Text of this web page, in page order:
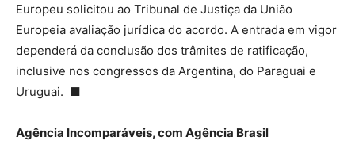
Europeu solicitou ao Tribunal de Justiça da União
Europeia avaliação jurídica do acordo. A entrada em vigor
dependerá da conclusão dos trâmites de ratificação,
inclusive nos congressos da Argentina, do Paraguai e
Uruguai. ■
Agência Incomparáveis, com Agência Brasil